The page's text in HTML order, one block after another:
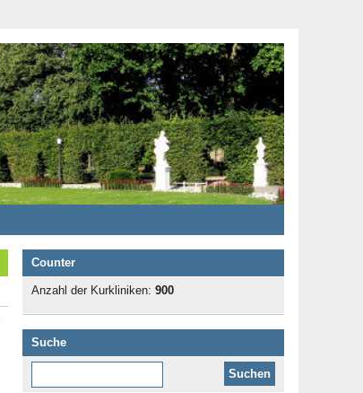
Counter
Anzahl der Kurkliniken: 900
Suche